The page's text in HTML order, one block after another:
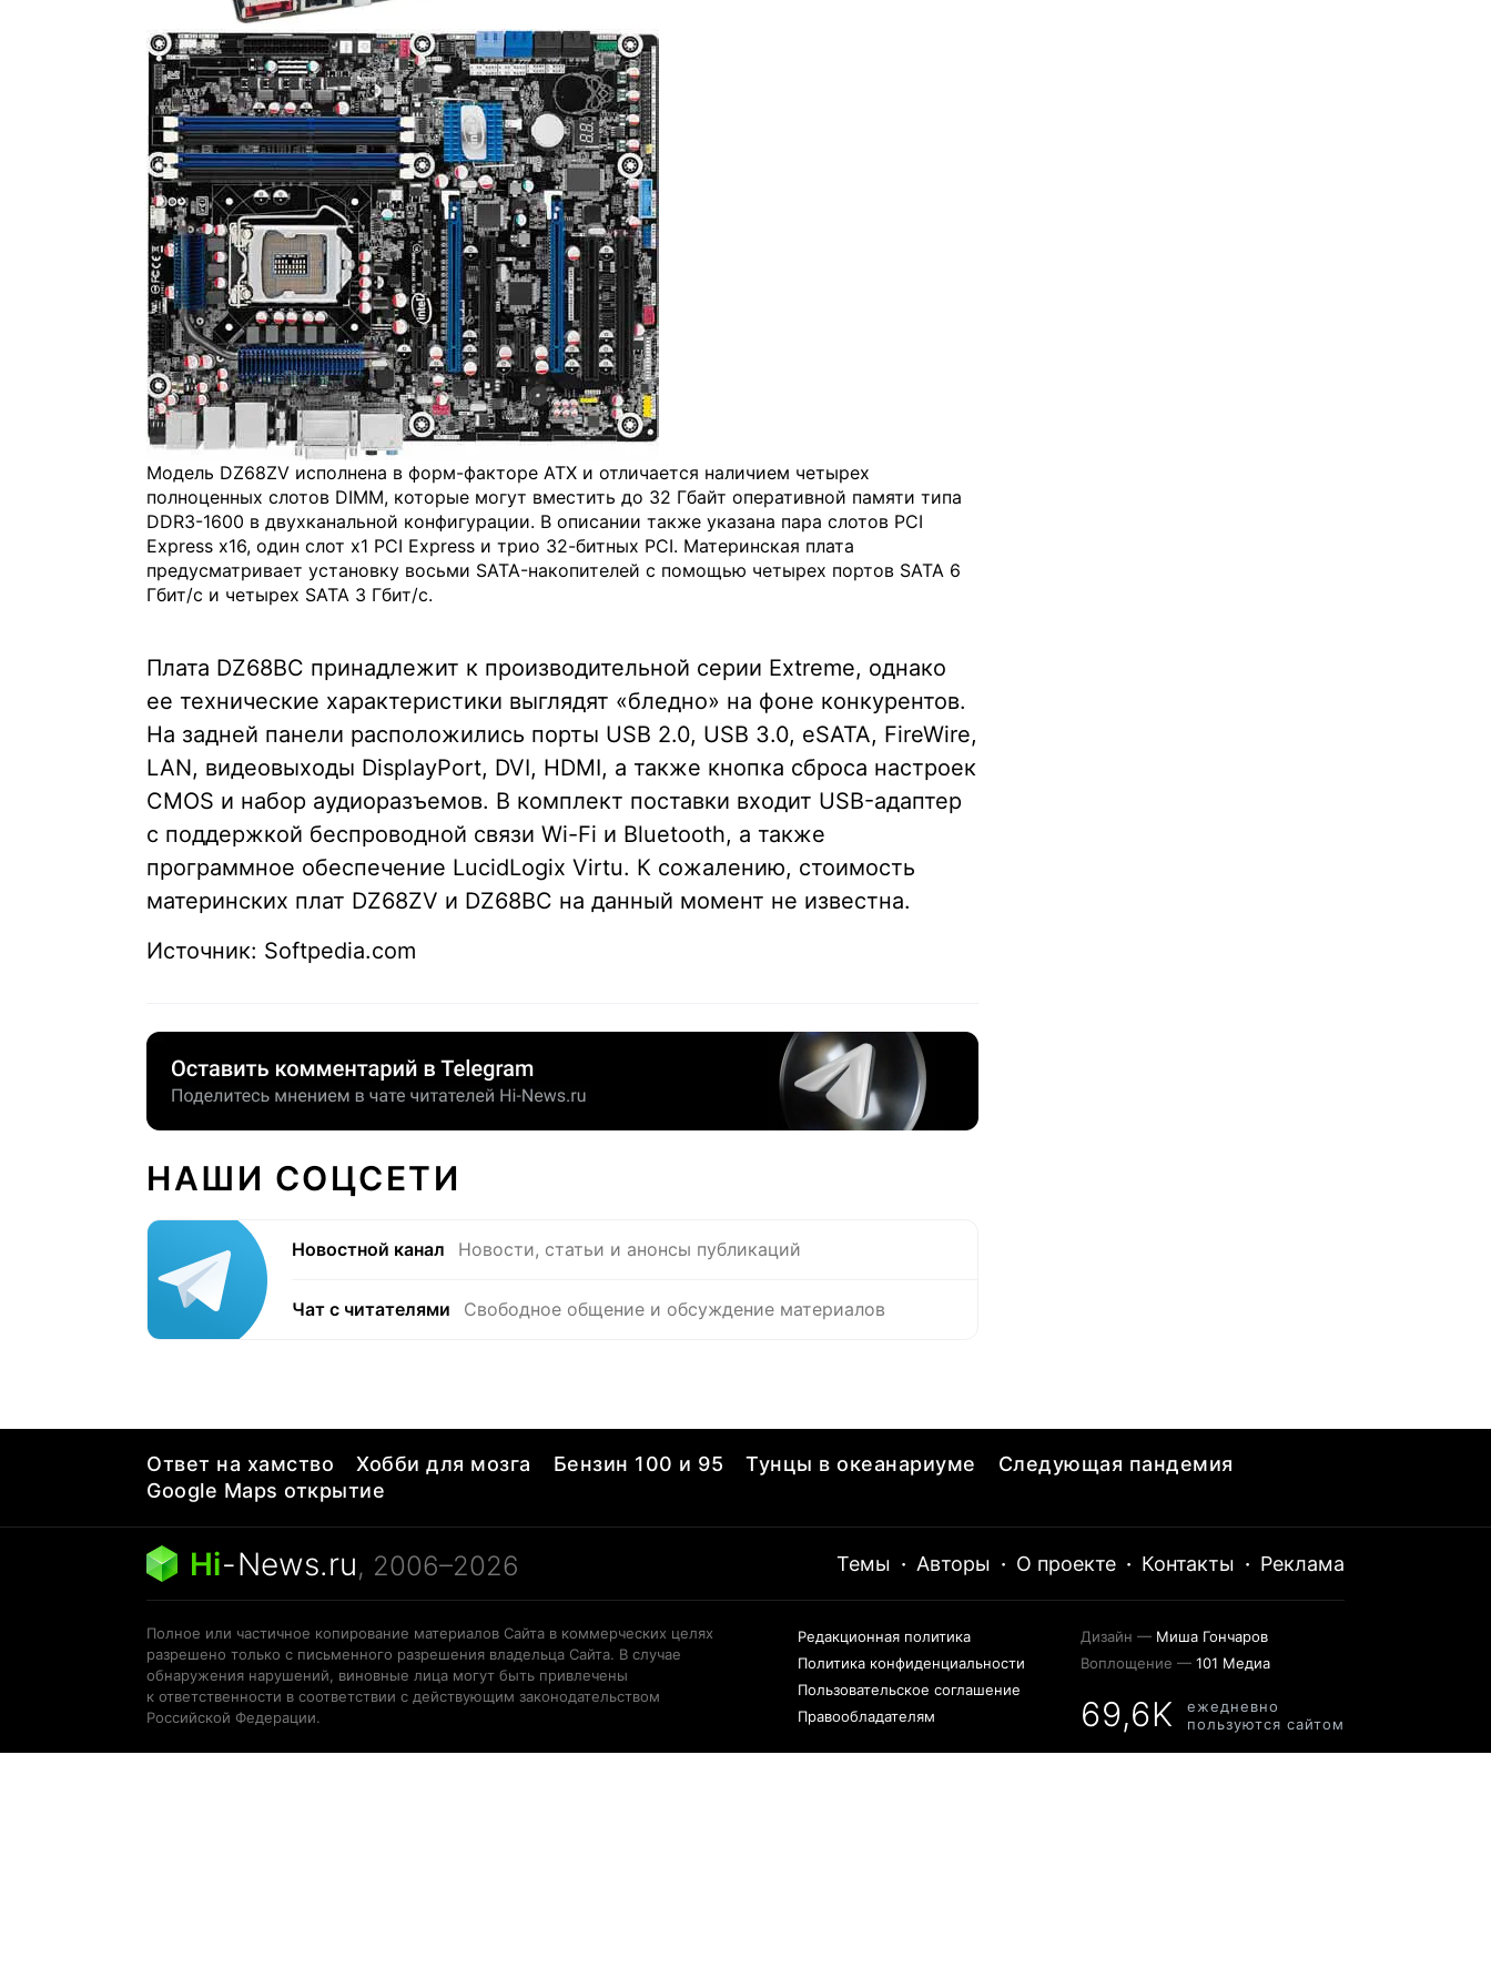
Модель DZ68ZV исполнена в форм-факторе ATX и отличается наличием четырех
полноценных слотов DIMM, которые могут вместить до 32 Гбайт оперативной памяти типа
DDR3-1600 в двухканальной конфигурации. В описании также указана пара слотов PCI
Express x16, один слот x1 PCI Express и трио 32-битных PCI. Материнская плата
предусматривает установку восьми SATA-накопителей с помощью четырех портов SATA 6
Гбит/с и четырех SATA 3 Гбит/с.
Плата DZ68BC принадлежит к производительной серии Extreme, однако
ее технические характеристики выглядят «бледно» на фоне конкурентов.
На задней панели расположились порты USB 2.0, USB 3.0, eSATA, FireWire,
LAN, видеовыходы DisplayPort, DVI, HDMI, а также кнопка сброса настроек
CMOS и набор аудиоразъемов. В комплект поставки входит USB-адаптер
с поддержкой беспроводной связи Wi-Fi и Bluetooth, а также
программное обеспечение LucidLogix Virtu. К сожалению, стоимость
материнских плат DZ68ZV и DZ68BC на данный момент не известна.
Источник: Softpedia.com
НАШИ СОЦСЕТИ
Новостной канал Новости, статьи и анонсы публикаций
Чат с читателями Свободное общение и обсуждение материалов
Ответ на хамство Хобби для мозга Бензин 100 и 95 Тунцы в океанариуме
Следующая пандемия
Google Maps открытие
Hi-News.ru, 2006–2026 Темы · Авторы · О проекте · Контакты · Реклама
Полное или частичное копирование материалов Сайта в коммерческих целях
разрешено только с письменного разрешения владельца Сайта. В случае
обнаружения нарушений, виновные лица могут быть привлечены
к ответственности в соответствии с действующим законодательством
Российской Федерации.
Редакционная политика
Политика конфиденциальности
Пользовательское соглашение
Правообладателям
Дизайн — Миша Гончаров
Воплощение — 101 Медиа
69,6K
ежедневно
пользуются сайтом